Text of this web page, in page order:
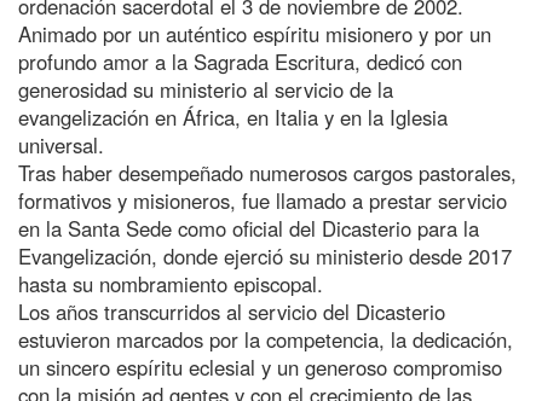
ordenación sacerdotal el 3 de noviembre de 2002.
Animado por un auténtico espíritu misionero y por un
profundo amor a la Sagrada Escritura, dedicó con
generosidad su ministerio al servicio de la
evangelización en África, en Italia y en la Iglesia
universal.
Tras haber desempeñado numerosos cargos pastorales,
formativos y misioneros, fue llamado a prestar servicio
en la Santa Sede como oficial del Dicasterio para la
Evangelización, donde ejerció su ministerio desde 2017
hasta su nombramiento episcopal.
Los años transcurridos al servicio del Dicasterio
estuvieron marcados por la competencia, la dedicación,
un sincero espíritu eclesial y un generoso compromiso
con la misión ad gentes y con el crecimiento de las